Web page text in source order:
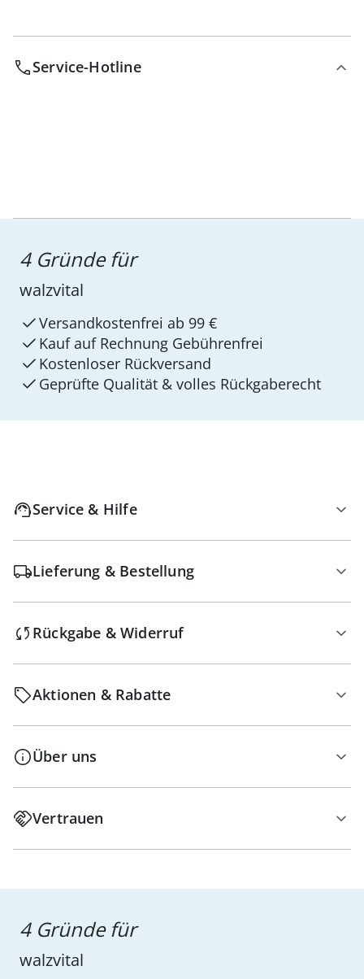
Service-Hotline
4 Gründe für
walzvital
Versandkostenfrei ab 99 €
Kauf auf Rechnung Gebührenfrei
Kostenloser Rückversand
Geprüfte Qualität & volles Rückgaberecht
Service & Hilfe
Lieferung & Bestellung
Rückgabe & Widerruf
Aktionen & Rabatte
Über uns
Vertrauen
4 Gründe für
walzvital